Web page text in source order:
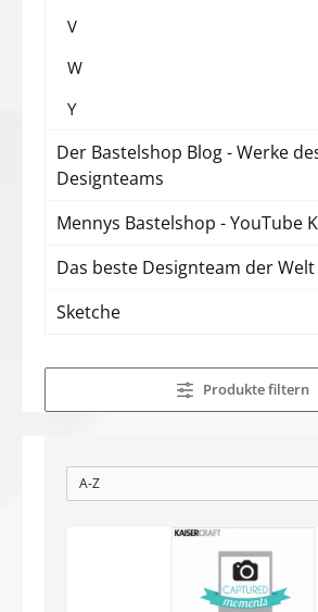
V
W
Y
Der Bastelshop Blog - Werke
Designteams
Mennys Bastelshop - YouTube
Das beste Designteam der Welt
Sketche
Produkte filtern